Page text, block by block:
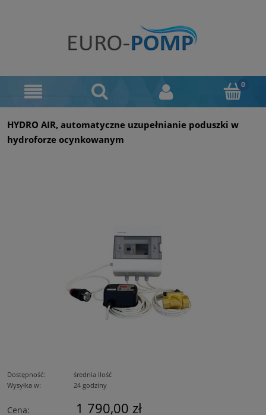
HYDRO AIR, automatyczne uzupełnianie poduszki w
hydroforze ocynkowanym
Dostępność:
średnia ilość
Wysyłka w:
24 godziny
Cena: 1 790,00 zł